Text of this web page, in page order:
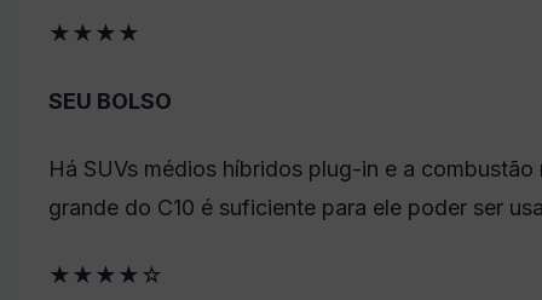
★★★★
SEU BOLSO
Há SUVs médios híbridos plug-in e a combustão
grande do C10 é suficiente para ele poder ser
★★★★☆